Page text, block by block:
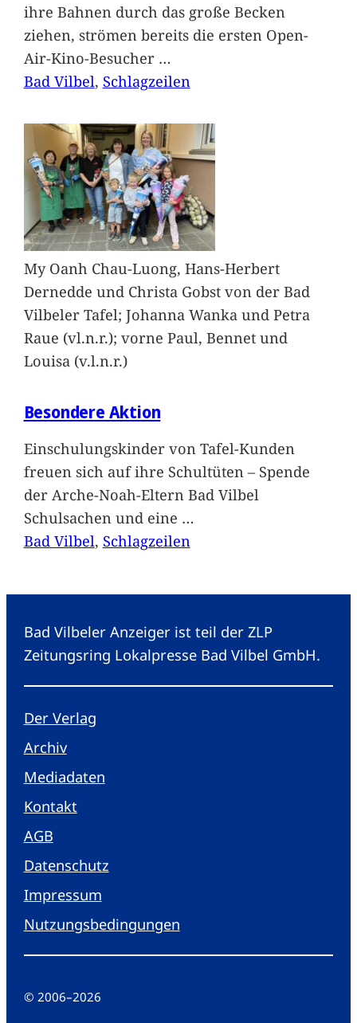
ihre Bahnen durch das große Becken
ziehen, strömen bereits die ersten Open-
Air-Kino-Besucher …
Bad Vilbel, Schlagzeilen
My Oanh Chau-Luong, Hans-Herbert
Dernedde und Christa Gobst von der Bad
Vilbeler Tafel; Johanna Wanka und Petra
Raue (vl.n.r.); vorne Paul, Bennet und
Louisa (v.l.n.r.)
Besondere Aktion
Einschulungskinder von Tafel-Kunden
freuen sich auf ihre Schultüten – Spende
der Arche-Noah-Eltern Bad Vilbel
Schulsachen und eine …
Bad Vilbel, Schlagzeilen
Bad Vilbeler Anzeiger ist teil der ZLP
Zeitungsring Lokalpresse Bad Vilbel GmbH.
Der Verlag
Archiv
Mediadaten
Kontakt
AGB
Datenschutz
Impressum
Nutzungsbedingungen
© 2006–2026